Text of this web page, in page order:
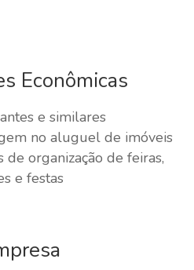
Econômicas
e similares
no aluguel de imóveis
de organização de feiras,
e festas